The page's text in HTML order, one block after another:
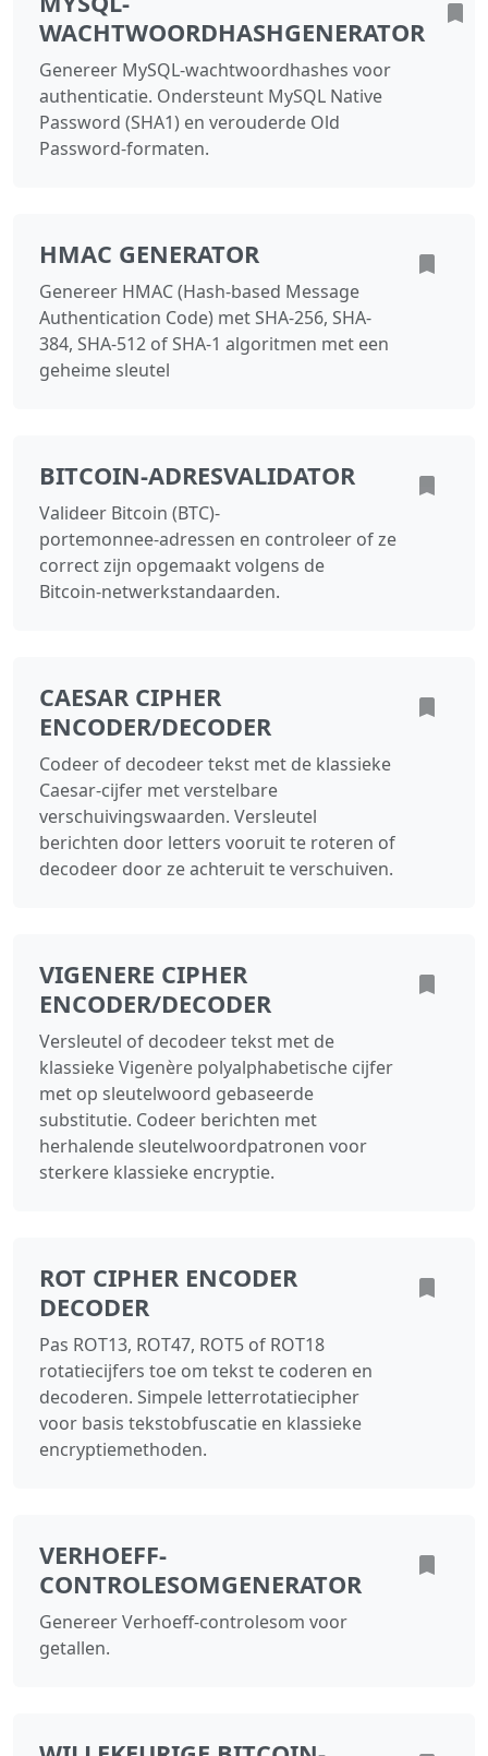
WACHTWOORDHASHGENERATOR
Genereer MySQL-wachtwoordhashes voor
authenticatie. Ondersteunt MySQL Native
Password (SHA1) en verouderde Old
Password-formaten.
HMAC GENERATOR
Genereer HMAC (Hash-based Message
Authentication Code) met SHA-256, SHA-
384, SHA-512 of SHA-1 algoritmen met een
geheime sleutel
BITCOIN‑ADRESVALIDATOR
Valideer Bitcoin (BTC)-
portemonnee‑adressen en controleer of ze
correct zijn opgemaakt volgens de
Bitcoin‑netwerkstandaarden.
CAESAR CIPHER
ENCODER/DECODER
Codeer of decodeer tekst met de klassieke
Caesar-cijfer met verstelbare
verschuivingswaarden. Versleutel
berichten door letters vooruit te roteren of
decodeer door ze achteruit te verschuiven.
VIGENERE CIPHER
ENCODER/DECODER
Versleutel of decodeer tekst met de
klassieke Vigenère polyalphabetische cijfer
met op sleutelwoord gebaseerde
substitutie. Codeer berichten met
herhalende sleutelwoordpatronen voor
sterkere klassieke encryptie.
ROT CIPHER ENCODER
DECODER
Pas ROT13, ROT47, ROT5 of ROT18
rotatiecijfers toe om tekst te coderen en
decoderen. Simpele letterrotatiecipher
voor basis tekstobfuscatie en klassieke
encryptiemethoden.
VERHOEFF-
CONTROLESOMGENERATOR
Genereer Verhoeff-controlesom voor
getallen.